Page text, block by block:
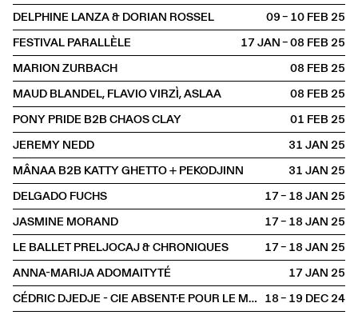
DELPHINE LANZA & DORIAN ROSSEL
09 – 10 FEB2025
FESTIVAL PARALLÈLE
17 JAN – 08 FEB2025
MARION ZURBACH
08 FEB2025
MAUD BLANDEL, FLAVIO VIRZÌ, ASLAA
08 FEB2025
PONY PRIDE B2B CHAOS CLAY
01 FEB2025
JEREMY NEDD
31 JAN2025
MÂNAA B2B KATTY GHETTO + PEKODJINN
31 JAN2025
DELGADO FUCHS
17 – 18 JAN2025
JASMINE MORAND
17 – 18 JAN2025
LE BALLET PRELJOCAJ & CHRONIQUES
17 – 18 JAN2025
ANNA-MARIJA ADOMAITYTÉ
17 JAN2025
CÉDRIC DJEDJE - CIE ABSENT·E POUR LE MOMENT 18 – 19 DEC2024